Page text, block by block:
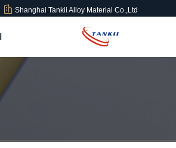
Shanghai Tankii Alloy Material Co.,Ltd